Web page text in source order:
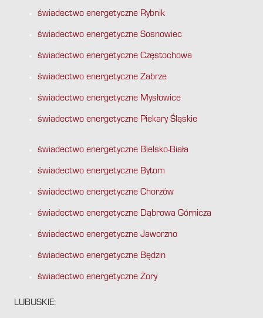
świadectwo energetyczne Rybnik
świadectwo energetyczne Sosnowiec
świadectwo energetyczne Częstochowa
świadectwo energetyczne Zabrze
świadectwo energetyczne Mysłowice
świadectwo energetyczne Piekary Śląskie
świadectwo energetyczne Bielsko-Biała
świadectwo energetyczne Bytom
świadectwo energetyczne Chorzów
świadectwo energetyczne Dąbrowa Górnicza
świadectwo energetyczne Jaworzno
świadectwo energetyczne Będzin
świadectwo energetyczne Żory
LUBUSKIE: